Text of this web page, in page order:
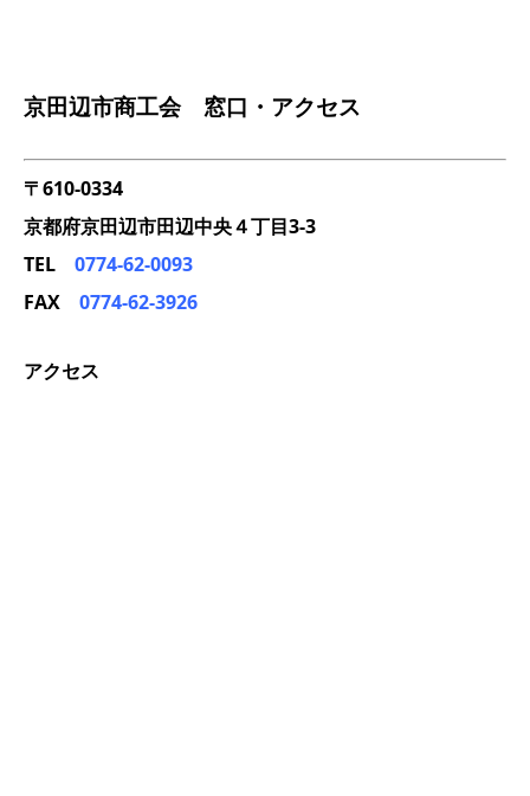
京田辺市商工会 窓口・アクセス
〒610-0334
京都府京田辺市田辺中央４丁目3-3
TEL 0774-62-0093
FAX 0774-62-3926
アクセス